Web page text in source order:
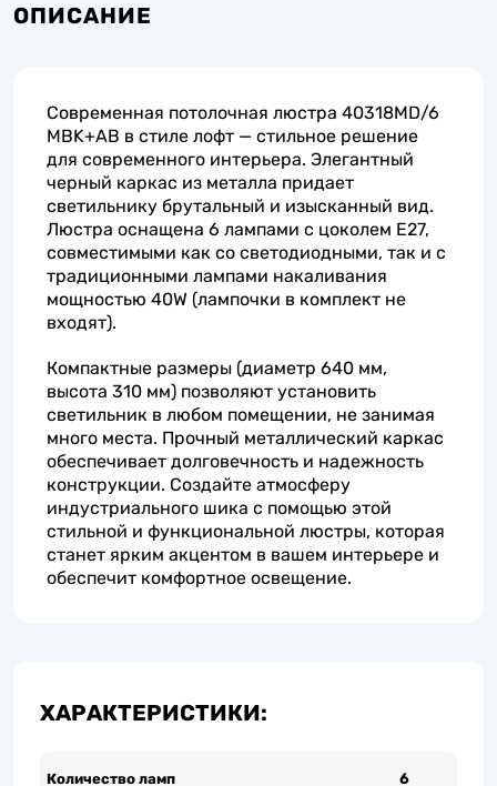
ОПИСАНИЕ
Современная потолочная люстра 40318MD/6
MBK+AB в стиле лофт — стильное решение
для современного интерьера. Элегантный
черный каркас из металла придает
светильнику брутальный и изысканный вид.
Люстра оснащена 6 лампами с цоколем E27,
совместимыми как со светодиодными, так и с
традиционными лампами накаливания
мощностью 40W (лампочки в комплект не
входят).
Компактные размеры (диаметр 640 мм,
высота 310 мм) позволяют установить
светильник в любом помещении, не занимая
много места. Прочный металлический каркас
обеспечивает долговечность и надежность
конструкции. Создайте атмосферу
индустриального шика с помощью этой
стильной и функциональной люстры, которая
станет ярким акцентом в вашем интерьере и
обеспечит комфортное освещение.
ХАРАКТЕРИСТИКИ:
Количество ламп 6